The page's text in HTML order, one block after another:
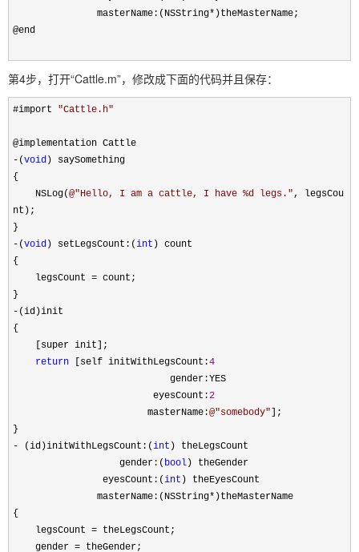
masterName:(NSString* )theMasterName;
@end
第4步，打开“Cattle.m”，修改成下面的代码并且保存：
#import "Cattle.h"
@implementation Cattle
- (void) saySomething
{
NSLog(@"Hello, I am a cattle, I have %d legs. ", legsCou
nt);
}
- (void) setLegsCount:(int ) count
{
legsCount = count;
}
- (id)init
{
[super init];
return [self initWithLegsCount:4
gender:YES
eyesCount:2
masterName:@"somebody"];
}
- (id)initWithLegsCount:(int ) theLegsCount
gender:( bool) theGender
eyesCount:(int ) theEyesCount
masterName:(NSString* )theMasterName
{
legsCount = theLegsCount;
gender = theGender;